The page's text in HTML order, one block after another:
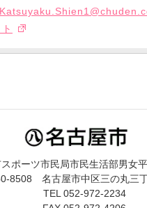
ポーツ市民局市民生活部男女
8508 名古屋市中区三の丸三
TEL 052-972-2234